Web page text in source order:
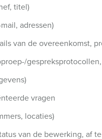
titel)
adressen)
van de overeenkomst,
vragen
locaties)
van de bewerking, af